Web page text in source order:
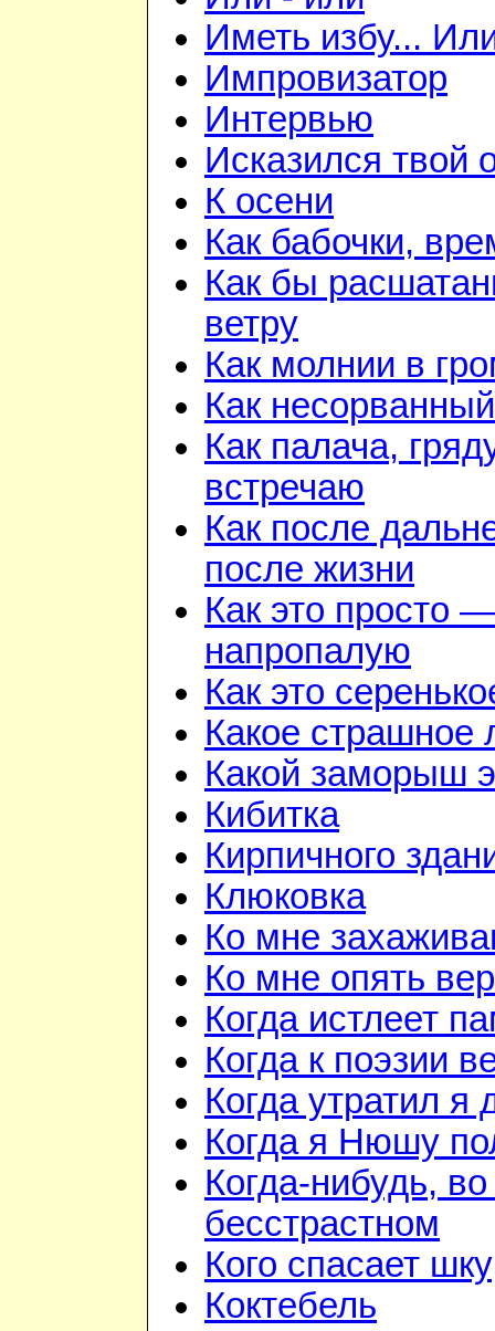
Иметь избу...
Импровизатор
Интервью
Исказился твой
К осени
Как бабочки,
Как бы
ветру
Как молнии в
Как
Как палача,
встречаю
Как после
после жизни
Как это просто
напропалую
Как это
Какое страшное
Какой заморыш
Кибитка
Кирпичного
Клюковка
Ко мне
Ко мне опять
Когда истлеет
Когда к поэзии
Когда утратил я
Когда я Нюшу
Когда-нибудь,
бесстрастном
Кого спасает
Коктебель